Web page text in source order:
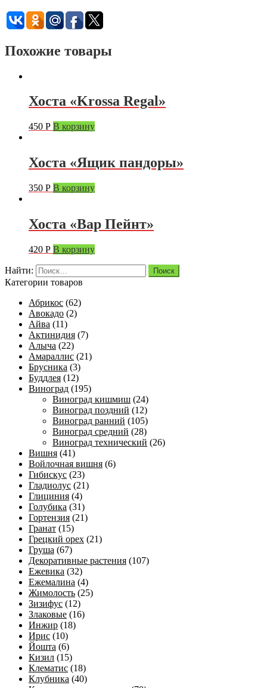
Похожие товары
Хоста «Krossa Regal»
450 Р В корзину
Хоста «Ящик пандоры»
350 Р В корзину
Хоста «Вар Пейнт»
420 Р В корзину
Найти:
Категории товаров
Абрикос (62)
Авокадо (2)
Айва (11)
Актинидия (7)
Алыча (22)
Амараллис (21)
Брусника (3)
Буддлея (12)
Виноград (195)
Виноград кишмиш (24)
Виноград поздний (12)
Виноград ранний (105)
Виноград средний (28)
Виноград технический (26)
Вишня (41)
Войлочная вишня (6)
Гибискус (23)
Гладиолус (21)
Глициния (4)
Голубика (31)
Гортензия (21)
Гранат (15)
Грецкий орех (21)
Груша (67)
Декоративные растения (107)
Ежевика (32)
Ежемалина (4)
Жимолость (25)
Зизифус (12)
Злаковые (16)
Инжир (18)
Ирис (10)
Йошта (6)
Кизил (15)
Клематис (18)
Клубника (40)